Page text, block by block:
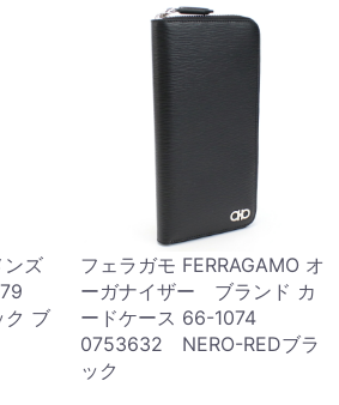
ンズ
ブ
フェラガモ FERRAGAMO オ
ーガナイザー ブランド カ
ードケース 66-1074
0753632 NERO-REDブラ
ック